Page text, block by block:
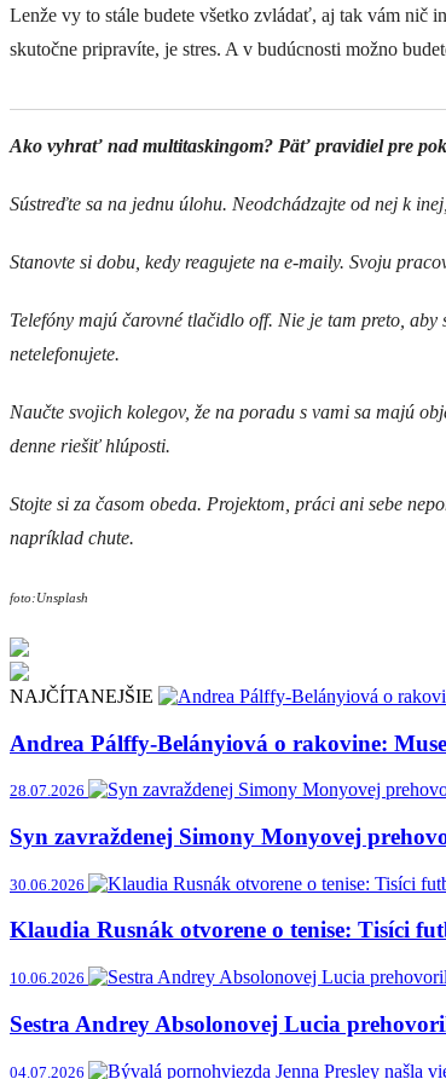
Lenže vy to stále budete všetko zvládať, aj tak vám nič
skutočne pripravíte, je stres. A v budúcnosti možno
Ako vyhrať nad multitaskingom? Päť pravidiel pre
Sústreďte sa na jednu úlohu. Neodchádzajte od nej k
Stanovte si dobu, kedy reagujete na e-maily. Svoju
Telefóny majú čarovné tlačidlo off. Nie je tam preto,
netelefonujete.
Naučte svojich kolegov, že na poradu s vami sa majú
denne riešiť hlúposti.
Stojte si za časom obeda. Projektom, práci ani sebe
napríklad chute.
foto:Unsplash
NAJČÍTANEJŠIE
Andrea Pálffy-Belányiová o rakovine:
28.07.2026
Syn zavraždenej Simony Monyovej
30.06.2026
Klaudia Rusnák otvorene o tenise: Tisíci
10.06.2026
Sestra Andrey Absolonovej Lucia
04.07.2026